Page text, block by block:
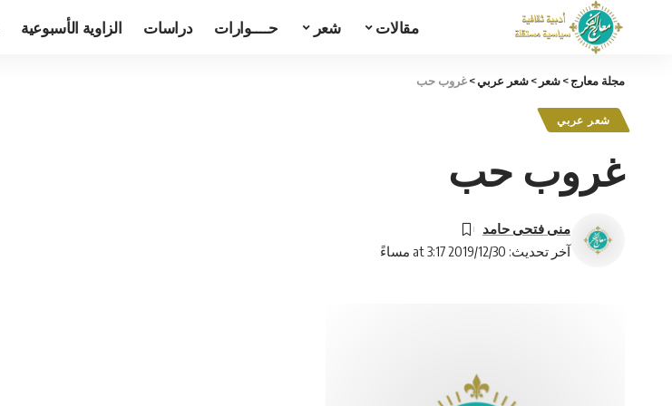
مقالات شعر حــــوارات دراسات الزاوية الأسبوعية
مجلة معارج>شعر >شعر عربي>غروب حب
شعر عربي
غروب حب
آخر تحديث: 2019/12/30 at 3:17 مساءً
منى فتحى حامد